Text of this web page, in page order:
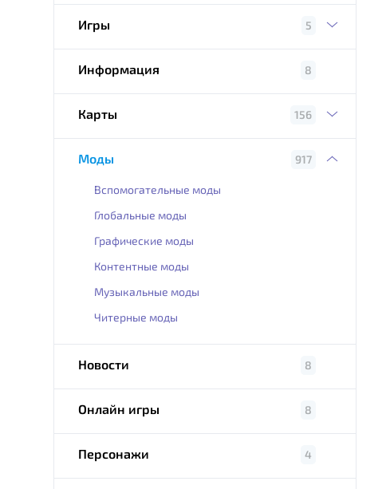
Игры 5
Информация 8
Карты 156
Моды 917
Вспомогательные моды
Глобальные моды
Графические моды
Контентные моды
Музыкальные моды
Читерные моды
Новости 8
Онлайн игры 8
Персонажи 4